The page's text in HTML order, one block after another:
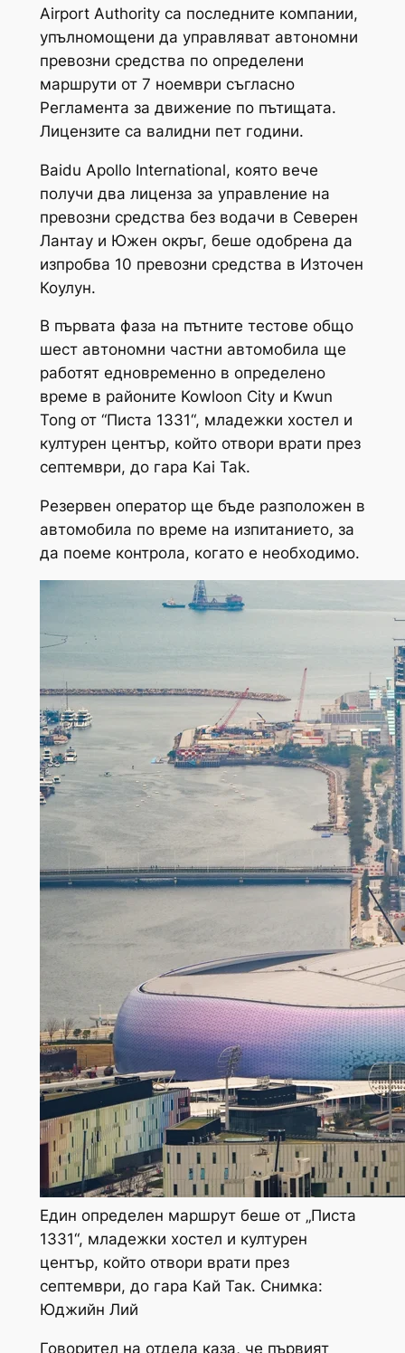
Airport Authority са последните компании,
упълномощени да управляват автономни
превозни средства по определени
маршрути от 7 ноември съгласно
Регламента за движение по пътищата.
Лицензите са валидни пет години.
Baidu Apollo International, която вече
получи два лиценза за управление на
превозни средства без водачи в Северен
Лантау и Южен окръг, беше одобрена да
изпробва 10 превозни средства в Източен
Коулун.
В първата фаза на пътните тестове общо
шест автономни частни автомобила ще
работят едновременно в определено
време в районите Kowloon City и Kwun
Tong от “Писта 1331“, младежки хостел и
културен център, който отвори врати през
септември, до гара Kai Tak.
Резервен оператор ще бъде разположен в
автомобила по време на изпитанието, за
да поеме контрола, когато е необходимо.
Един определен маршрут беше от „Писта
1331“, младежки хостел и културен
център, който отвори врати през
септември, до гара Кай Так. Снимка:
Юджийн Лий
Говорител на отдела каза, че първият